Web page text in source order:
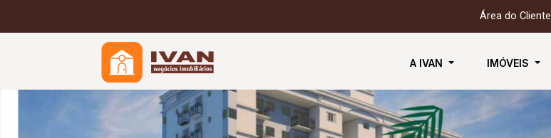
Área do Cliente
A IVAN IMÓVEIS